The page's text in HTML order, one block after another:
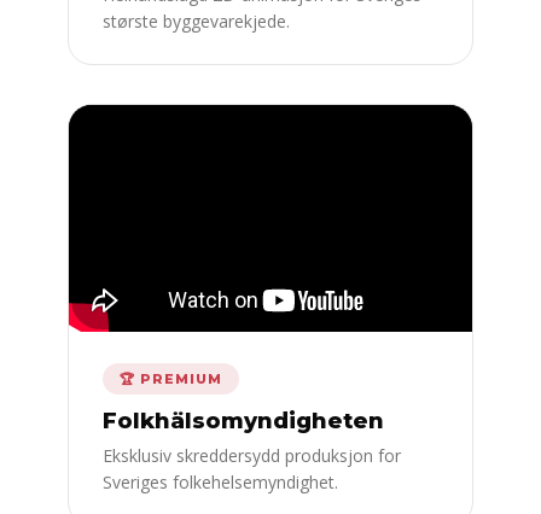
største byggevarekjede.
🏆 PREMIUM
Folkhälsomyndigheten
Eksklusiv skreddersydd produksjon for
Sveriges folkehelsemyndighet.